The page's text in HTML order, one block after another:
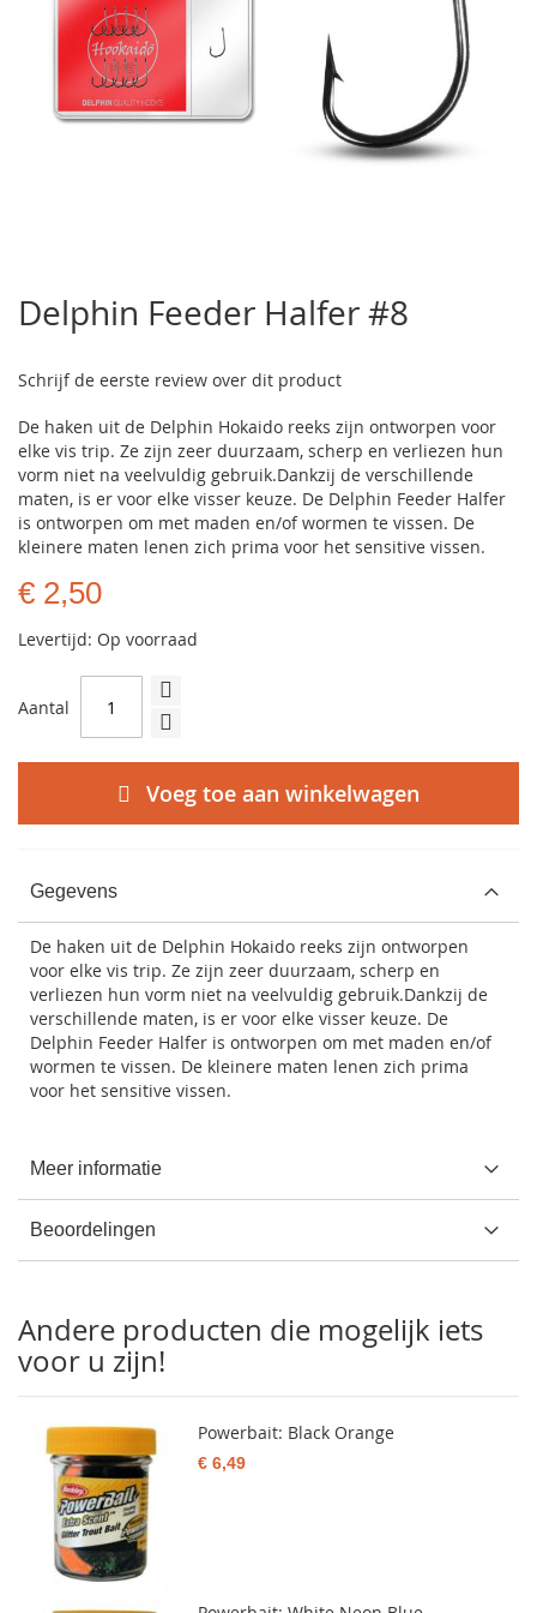
het
begin
de
gallerij
Delphin Feeder Halfer #8
Schrijf de eerste review over dit product
De haken uit de Delphin Hokaido reeks zijn ontworpen voor
elke vis trip. Ze zijn zeer duurzaam, scherp en verliezen hun
vorm niet na veelvuldig gebruik.Dankzij de verschillende
maten, is er voor elke visser keuze. De Delphin Feeder Halfer
is ontworpen om met maden en/of wormen te vissen. De
kleinere maten lenen zich prima voor het sensitive vissen.
€ 2,50
Levertijd: Op voorraad
Aantal
Voeg toe aan winkelwagen
Gegevens
De haken uit de Delphin Hokaido reeks zijn ontworpen
voor elke vis trip. Ze zijn zeer duurzaam, scherp en
verliezen hun vorm niet na veelvuldig gebruik.Dankzij de
verschillende maten, is er voor elke visser keuze. De
Delphin Feeder Halfer is ontworpen om met maden en/of
wormen te vissen. De kleinere maten lenen zich prima
voor het sensitive vissen.
Meer informatie
Beoordelingen
Andere producten die mogelijk iets
voor u zijn!
Powerbait: Black Orange
€ 6,49